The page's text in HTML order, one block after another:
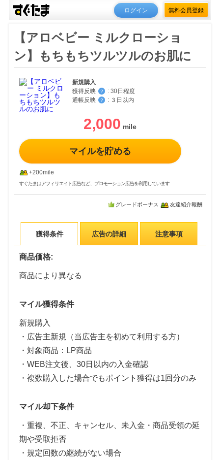
ログイン 無料会員登録
【アロベビー ミルクローショ
ン】もちもちツルツルのお肌に
新規購入
獲得反映
？ : 30日程度
通帳反映
？ : ３日以内
2,000
マイルを貯める
+200mile
すぐたまはアフィリエイト広告など、プロモーション広告を利用しています
グレードボーナス 友達紹介報酬
獲得条件 広告の詳細 注意事項
商品価格:
商品により異なる
マイル獲得条件
新規購入
・広告主新規（当広告主を初めて利用する方）
・対象商品：LP商品
・WEB注文後、30日以内の入金確認
・複数購入した場合でもポイント獲得は1回分のみ
マイル却下条件
・重複、不正、キャンセル、未入金・商品受領の延
期や受取拒否
・規定回数の継続がない場合